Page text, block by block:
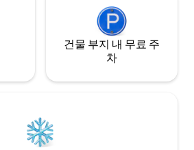
건물 부지 내 무료 주
차